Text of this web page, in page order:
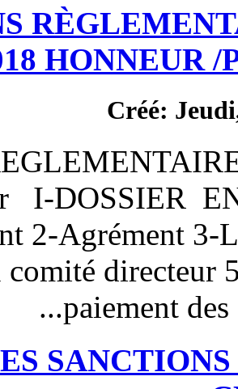
2017/2018
faut retenir I-
2-
du
ETAT DES